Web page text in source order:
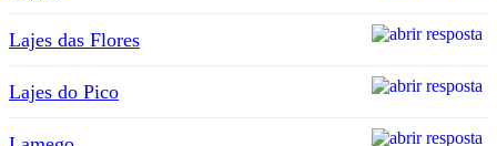
Lajes das Flores
Lajes do Pico